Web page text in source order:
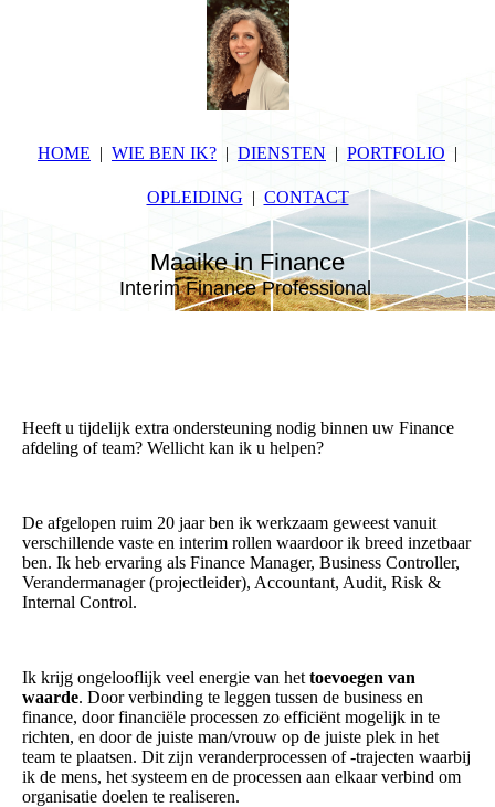
HOME WIE BEN IK? DIENSTEN PORTFOLIO
OPLEIDING CONTACT
Maaike in Finance
Interim Finance Professional
Heeft u tijdelijk extra ondersteuning nodig binnen uw Finance
afdeling of team? Wellicht kan ik u helpen?
De afgelopen ruim 20 jaar ben ik werkzaam geweest vanuit
verschillende vaste en interim rollen waardoor ik breed inzetbaar
ben. Ik heb ervaring als Finance Manager, Business Controller,
Verandermanager (projectleider), Accountant, Audit, Risk &
Internal Control.
Ik krijg ongelooflijk veel energie van het toevoegen van
waarde. Door verbinding te leggen tussen de business en
finance, door financiële processen zo efficiënt mogelijk in te
richten, en door de juiste man/vrouw op de juiste plek in het
team te plaatsen. Dit zijn veranderprocessen of -trajecten waarbij
ik de mens, het systeem en de processen aan elkaar verbind om
organisatie doelen te realiseren.